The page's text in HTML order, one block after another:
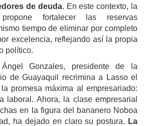
de deuda. En este contexto, la
fortalecer las reservas
tiempo de eliminar por completo
excelencia, reflejando así la propia
político.
Gonzales, presidente de la
de Guayaquil recrimina a Lasso el
promesa máxima al empresariado:
laboral. Ahora, la clase empresarial
en la figura del bananero Noboa
ha dejado en claro su postura. La